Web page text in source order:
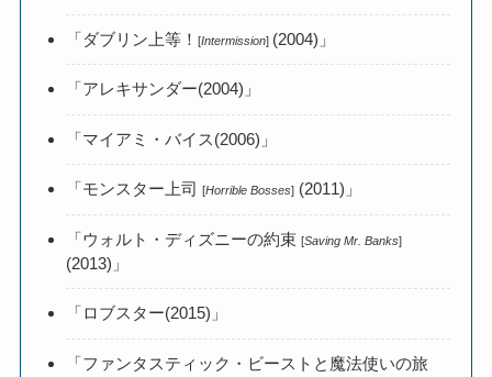
「ダブリン上等！[Intermission] (2004)」
「アレキサンダー(2004)」
「マイアミ・バイス(2006)」
「モンスター上司[Horrible Bosses] (2011)」
「ウォルト・ディズニーの約束[Saving Mr. Banks]
(2013)」
「ロブスター(2015)」
「ファンタスティック・ビーストと魔法使いの旅